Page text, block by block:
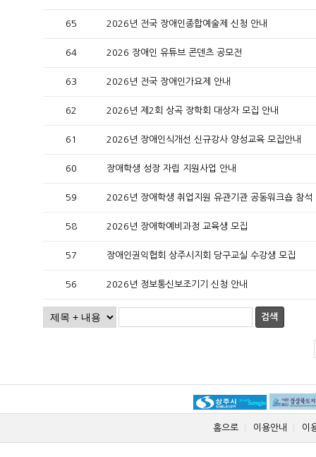
65 2026년 전국 장애인종합예술제 신청 안내
64 2026 장애인 유튜브 콘덴츠 공모전
63 2026년 전국 장애인가요제 안내
62 2026년 제2회 상곡 장학회 대상자 모집 안내
61 2026년 장애인식개선 신규강사 양성교육 모집안내
60 장애학생 성장 자립 지원사업 안내
59 2026년 장애학생 취업지원 유관기관 공동워크숍 참석
58 2026년 장애학예비과정 교육생 모집
57 장애인권익협회 상주시지회 당구교실 수강생 모집
56 2026년 정보통신보조기기 신청 안내
검색
홈으로 이용안내 이